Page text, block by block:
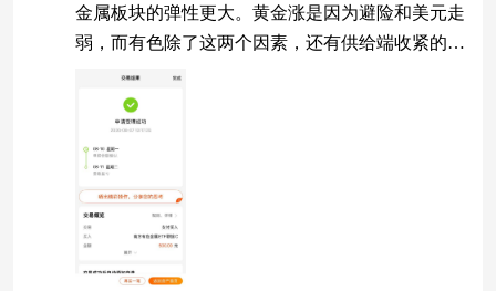
金属板块的弹性更大。黄金涨是因为避险和美元走
弱，而有色除了这两个因素，还有供给端收紧的硬
逻辑。南方有色近一年涨了不少，今天有色板块又
涨了两个多点。刚果禁止铜钴出口之后，供给端的
紧张局面进一步加剧。铜价在高位，黄金也在高
位，稀土板块龙头直接涨停。南方有色覆盖铜铝锂
稀土全链条，不只吃黄金一个方向，而是整个有色
金属的行情都能享受到。基金经理崔蕾管了很多
年，运作